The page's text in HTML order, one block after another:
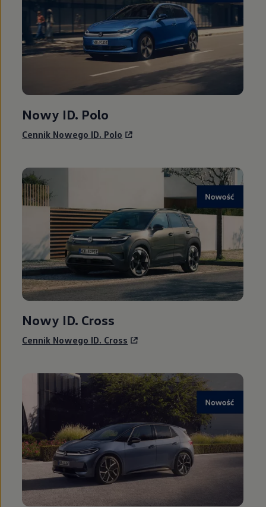
Nowy ID. Polo
Cennik Nowego ID. Polo
Nowy ID. Cross
Cennik Nowego ID. Cross